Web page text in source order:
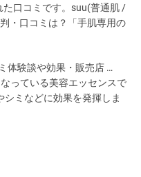
た口コミです。suu(普通肌 /
・口コミは？「手肌専用の
体験談や効果・販売店 …
っている美容エッセンスで
ミなどに効果を発揮しま